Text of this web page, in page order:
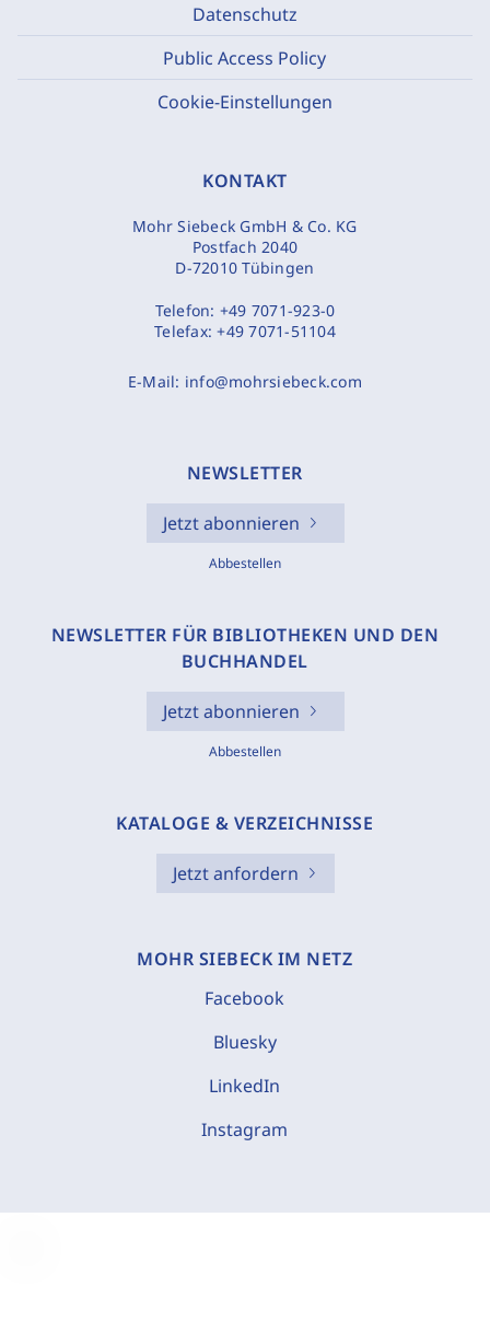
Datenschutz
Public Access Policy
Cookie-Einstellungen
KONTAKT
Mohr Siebeck GmbH & Co. KG
Postfach 2040
D-72010 Tübingen
Telefon: +49 7071-923-0
Telefax:+49 7071-51104
E-Mail: info@mohrsiebeck.com
NEWSLETTER
Jetzt abonnieren
Abbestellen
NEWSLETTER FÜR BIBLIOTHEKEN UND DEN
BUCHHANDEL
Jetzt abonnieren
Abbestellen
KATALOGE & VERZEICHNISSE
Jetzt anfordern
MOHR SIEBECK IM NETZ
Facebook
Bluesky
LinkedIn
Instagram